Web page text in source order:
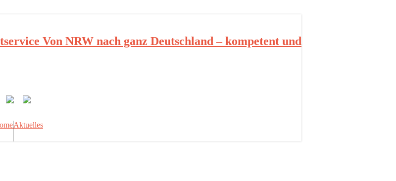
Von NRW nach ganz Deutschland – kompetent und
Aktuelles